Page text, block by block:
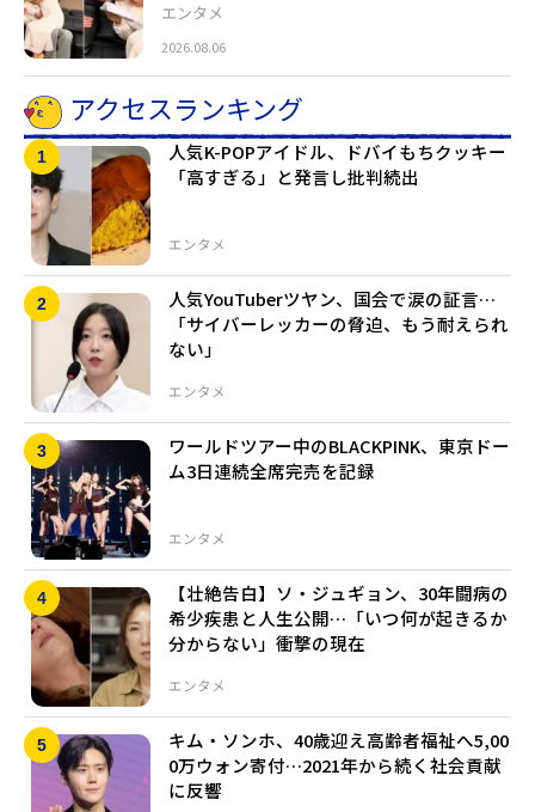
エンタメ
2026.08.06
アクセスランキング
エンタメ
人気K-POPアイドル、ドバイもちクッキー
「高すぎる」と発言し批判続出
エンタメ
人気YouTuberツヤン、国会で涙の証言…
「サイバーレッカーの脅迫、もう耐えられ
ない」
エンタメ
ワールドツアー中のBLACKPINK、東京ドー
ム3日連続全席完売を記録
エンタメ
【壮絶告白】ソ・ジュギョン、30年闘病の
希少疾患と人生公開…「いつ何が起きるか
分からない」衝撃の現在
キム・ソンホ、40歳迎え高齢者福祉へ5,00
0万ウォン寄付…2021年から続く社会貢献
に反響